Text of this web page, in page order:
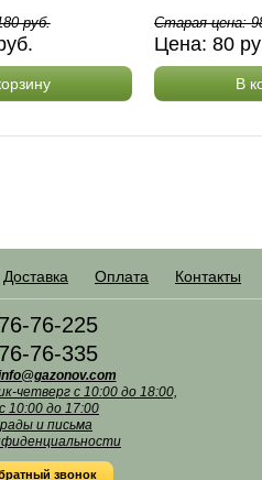
руб. Старая цена:
Цена:80
В
Доставка Оплата Контакты
76-225
76-335
четверг с 10:00 до 18:00,
10:00 до 17:00
и письма
звонок